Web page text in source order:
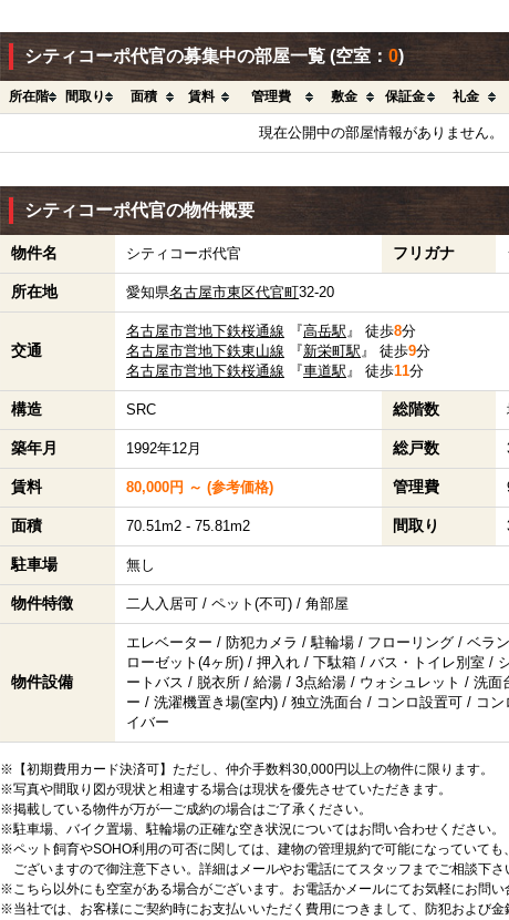
シティコーポ代官の募集中の部屋一覧 (空室： 0)
所在階 間取り 面積 賃料 管理費 敷金 保証金 礼金
現在公開中の部屋情報がありません。
シティコーポ代官の物件概要
物件名 シティコーポ代官 フリガナ
所在地 愛知県名古屋市東区代官町32-20
交通
名古屋市営地下鉄桜通線 『高岳駅』 徒歩8分
名古屋市営地下鉄東山線 『新栄町駅』 徒歩9分
名古屋市営地下鉄桜通線 『車道駅』 徒歩11分
構造 SRC 総階数
築年月 1992年12月 総戸数
賃料 80,000円 ～ (参考価格) 管理費
面積 70.51m2 - 75.81m2 間取り
駐車場 無し
物件特徴 二人入居可 / ペット(不可) / 角部屋
物件設備
エレベーター / 防犯カメラ / 駐輪場 / フローリング / ベラ
ローゼット(4ヶ所) / 押入れ / 下駄箱 / バス・トイレ別室 /
ートバス / 脱衣所 / 給湯 / 3点給湯 / ウォシュレット / 洗
ー / 洗濯機置き場(室内) / 独立洗面台 / コンロ設置可 / コ
イバー
※【初期費用カード決済可】ただし、仲介手数料30,000円以上の物件に限ります。
※写真や間取り図が現状と相違する場合は現状を優先させていただきます。
※掲載している物件が万が一ご成約の場合はご了承ください。
※駐車場、バイク置場、駐輪場の正確な空き状況についてはお問い合わせください。
※ペット飼育やSOHO利用の可否に関しては、建物の管理規約で可能になっていても
ございますので御注意下さい。詳細はメールやお電話にてスタッフまでご相談下さ
※こちら以外にも空室がある場合がございます。お電話かメールにてお気軽にお問い
※当社では、お客様にご契約時にお支払いいただく費用につきまして、防犯および